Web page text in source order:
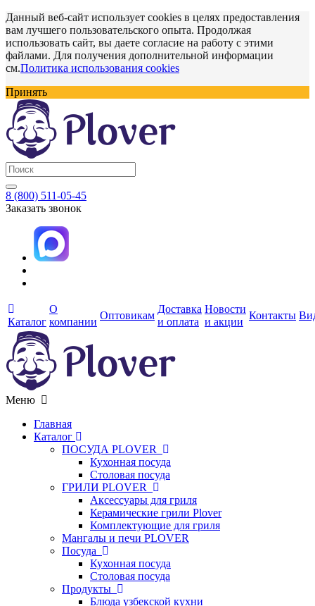
Данный веб-сайт использует cookies в целях предоставления
вам лучшего пользовательского опыта. Продолжая
использовать сайт, вы даете согласие на работу с этими
файлами. Для получения дополнительной информации
см.Политика использования cookies
Принять
8 (800) 511-05-45
Заказать звонок
Каталог
О
компании
Оптовикам
Доставка
и оплата
Новости
и акции
Контакты
Меню
Главная
Каталог
ПОСУДА PLOVER
Кухонная посуда
Столовая посуда
ГРИЛИ PLOVER
Аксессуары для гриля
Керамические грили Plover
Комплектующие для гриля
Мангалы и печи PLOVER
Посуда
Кухонная посуда
Столовая посуда
Продукты
Блюда узбекской кухни